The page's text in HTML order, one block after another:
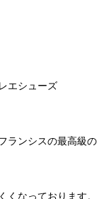
エシューズ
ランシスの最高級の
なっております。